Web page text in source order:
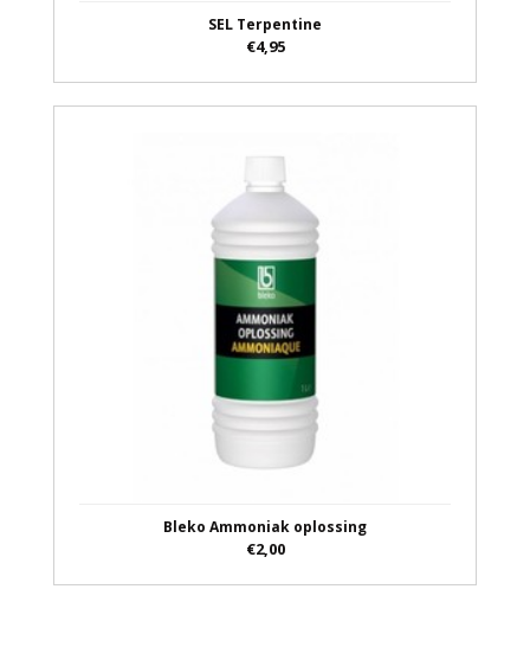
SEL Terpentine
€4,95
Bleko Ammoniak oplossing
€2,00